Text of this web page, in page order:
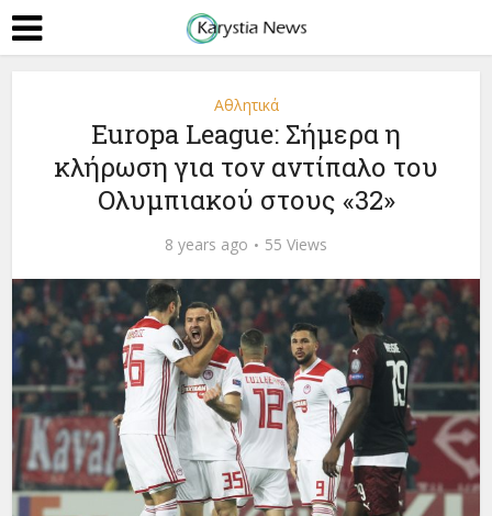
Αθλητικά
Europa League: Σήμερα η
κλήρωση για τον αντίπαλο του
Ολυμπιακού στους «32»
8 years ago 55 Views